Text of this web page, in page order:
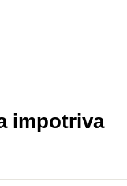
impotriva